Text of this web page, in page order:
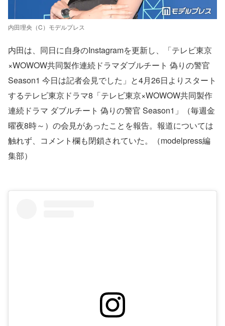
内田理央（C）モデルプレス
内田は、同日に自身のInstagramを更新し、「テレビ東京
×WOWOW共同製作連続ドラマダブルチート 偽りの警官
Season1 今日は記者会見でした」と4月26日よりスタート
するテレビ東京ドラマ8「テレビ東京×WOWOW共同製作
連続ドラマ ダブルチート 偽りの警官 Season1」（毎週金
曜夜8時～）の会見があったことを報告。報道については
触れず、コメント欄も閉鎖されていた。（modelpress編
集部）